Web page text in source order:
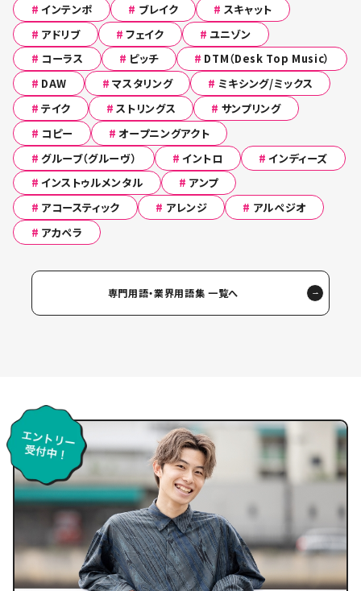
# インテンポ # ブレイク # スキャット
# アドリブ # フェイク # ユニゾン
# コーラス # ピッチ # DTM（Desk Top Music）
# DAW # マスタリング # ミキシング/ミックス
# テイク # ストリングス # サンプリング
# コピー # オープニングアクト
# グルーブ（グルーヴ） # イントロ # インディーズ
# インストゥルメンタル # アンプ
# アコースティック # アレンジ # アルペジオ
# アカペラ
専門用語・業界用語集 一覧へ